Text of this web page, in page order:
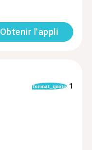
Obtenir l'appli
format_quote 1